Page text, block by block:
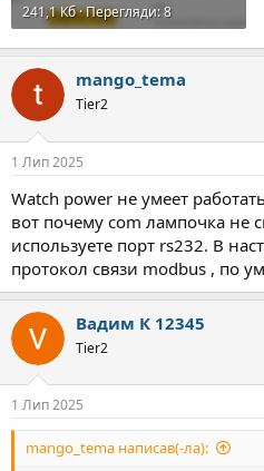
241,1 Кб · Перегляди: 8
mango_tema
Tier2
1 Лип 2025
Watch power не умеет
вот почему com лампочка не
используете порт rs232. В
протокол связи modbus , по
Вадим К 12345
Tier2
1 Лип 2025
mango_tema написав(-ла):